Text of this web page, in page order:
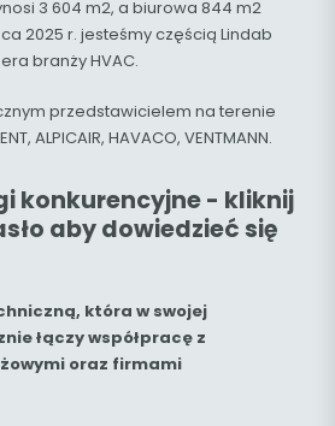
3 604 m2, a biurowa 844 m2
2025 r. jesteśmy częścią Lindab
branży HVAC.
przedstawicielem na terenie
ALPICAIR, HAVACO, VENTMANN.
konkurencyjne - kliknij
aby dowiedzieć się
która w swojej
łączy współpracę z
oraz firmami